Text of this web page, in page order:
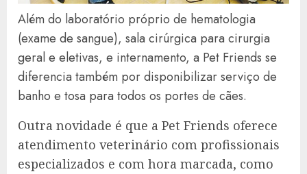
Além do laboratório próprio de hematologia
(exame de sangue), sala cirúrgica para cirurgia
geral e eletivas, e internamento, a Pet Friends se
diferencia também por disponibilizar serviço de
banho e tosa para todos os portes de cães.
Outra novidade é que a Pet Friends oferece
atendimento veterinário com profissionais
especializados e com hora marcada, como